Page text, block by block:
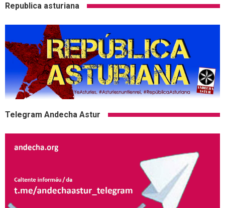
Republica asturiana
Telegram Andecha Astur